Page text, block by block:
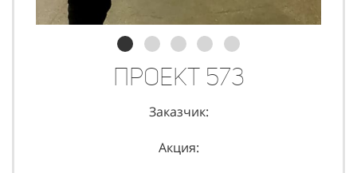
Проект 573
Заказчик:
Акция: